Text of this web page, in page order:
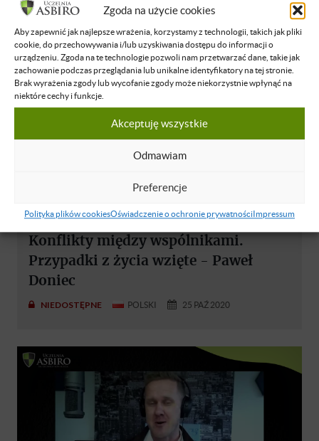
Zgoda na użycie cookies
Aby zapewnić jak najlepsze wrażenia, korzystamy z technologii, takich jak pliki
cookie, do przechowywania i/lub uzyskiwania dostępu do informacji o
urządzeniu. Zgoda na te technologie pozwoli nam przetwarzać dane, takie jak
zachowanie podczas przeglądania lub unikalne identyfikatory na tej stronie.
Brak wyrażenia zgody lub wycofanie zgody może niekorzystnie wpłynąć na
niektóre cechy i funkcje.
Akceptuję wszystkie
Odmawiam
Preferencje
Polityka plików cookiesOświadczenie o ochronie prywatnościImpressum
Paweł Doniec
Konflikty między wspólnikami.
Przypadki z życia wzięte - Paweł
Doniec
NIEDOSTĘPNE POLSKI 25 PAŹ 2020